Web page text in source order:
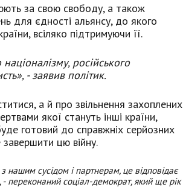
за свою свободу, а також
для єдності альянсу, до якого
всіляко підтримуючи її.
російського
- заявив політик.
а й про звільнення захоплених
якої стануть інші країни,
готовий до справжніх серйозних
завершити цю війну.
нашим сусідом і партнерам, це відповідає
переконаний соціал-демократ, який ще рік